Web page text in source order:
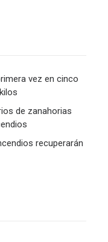
vez en cinco
de zanahorias
recuperarán